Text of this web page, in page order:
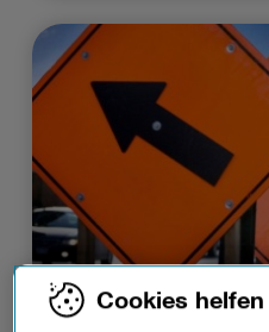
DREI BLOG
Cookies